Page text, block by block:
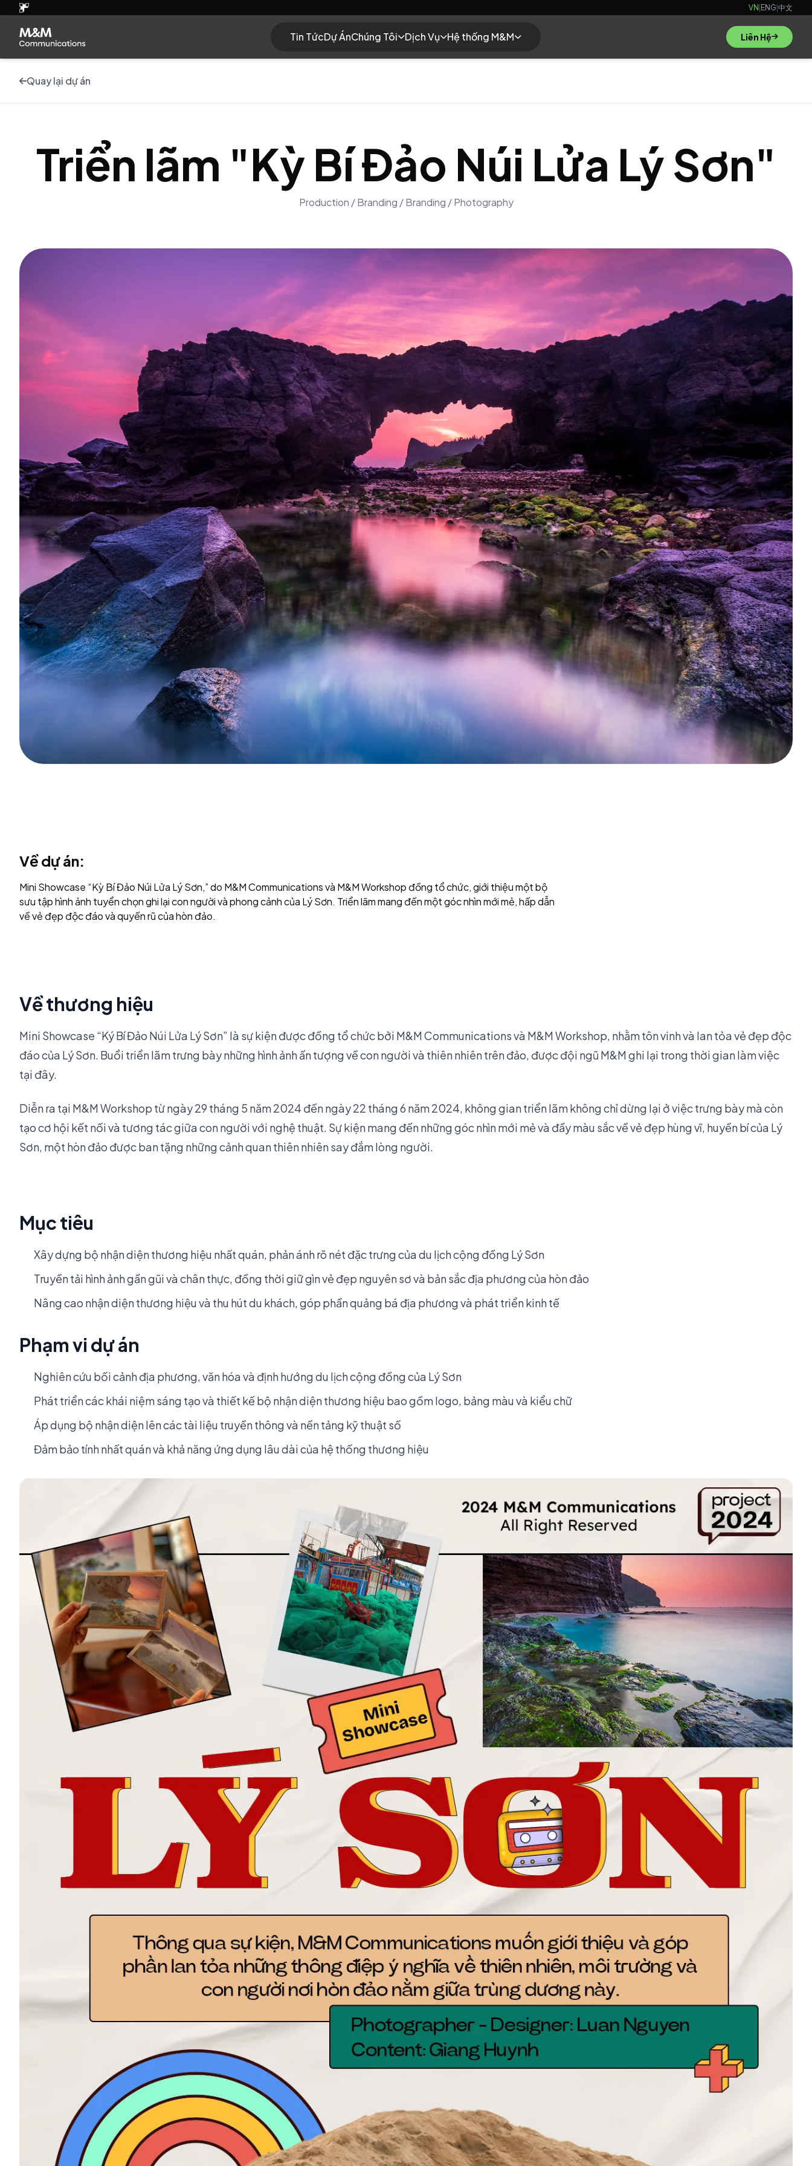
VN|ENG|中文
Tin TứcDự ÁnChúng Tôi Dịch Vụ Hệ thống M&M Liên Hệ
Quay lại dự án
Triển lãm "Kỳ Bí Đảo Núi Lửa Lý Sơn"
Production / Branding / Branding / Photography
Về dự án:
Mini Showcase “Kỳ Bí Đảo Núi Lửa Lý Sơn,” do M&M Communications và M&M Workshop đồng tổ chức, giới thiệu một bộ
sưu tập hình ảnh tuyển chọn ghi lại con người và phong cảnh của Lý Sơn. Triển lãm mang đến một góc nhìn mới mẻ, hấp dẫn
về vẻ đẹp độc đáo và quyến rũ của hòn đảo.
Về thương hiệu
Mini Showcase “Ký Bí Đảo Núi Lửa Lý Sơn” là sự kiện được đồng tổ chức bởi M&M Communications và M&M Workshop, nhằm tôn vinh và lan tỏa vẻ đẹp độc
đáo của Lý Sơn. Buổi triển lãm trưng bày những hình ảnh ấn tượng về con người và thiên nhiên trên đảo, được đội ngũ M&M ghi lại trong thời gian làm việc
tại đây.
Diễn ra tại M&M Workshop từ ngày 29 tháng 5 năm 2024 đến ngày 22 tháng 6 năm 2024, không gian triển lãm không chỉ dừng lại ở việc trưng bày mà còn
tạo cơ hội kết nối và tương tác giữa con người với nghệ thuật. Sự kiện mang đến những góc nhìn mới mẻ và đầy màu sắc về vẻ đẹp hùng vĩ, huyền bí của Lý
Sơn, một hòn đảo được ban tặng những cảnh quan thiên nhiên say đắm lòng người.
Mục tiêu
Xây dựng bộ nhận diện thương hiệu nhất quán, phản ánh rõ nét đặc trưng của du lịch cộng đồng Lý Sơn
Truyền tải hình ảnh gần gũi và chân thực, đồng thời giữ gìn vẻ đẹp nguyên sơ và bản sắc địa phương của hòn đảo
Nâng cao nhận diện thương hiệu và thu hút du khách, góp phần quảng bá địa phương và phát triển kinh tế
Phạm vi dự án
Nghiên cứu bối cảnh địa phương, văn hóa và định hướng du lịch cộng đồng của Lý Sơn
Phát triển các khái niệm sáng tạo và thiết kế bộ nhận diện thương hiệu bao gồm logo, bảng màu và kiểu chữ
Áp dụng bộ nhận diện lên các tài liệu truyền thông và nền tảng kỹ thuật số
Đảm bảo tính nhất quán và khả năng ứng dụng lâu dài của hệ thống thương hiệu